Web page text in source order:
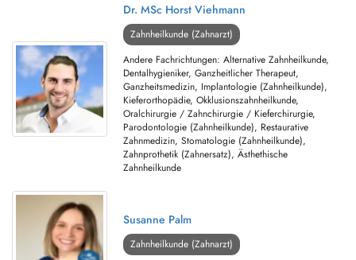
Dr. MSc Horst Viehmann
Zahnheilkunde (Zahnarzt)
Andere Fachrichtungen: Alternative Zahnheilkunde,
Dentalhygieniker, Ganzheitlicher Therapeut,
Ganzheitsmedizin, Implantologie (Zahnheilkunde),
Kieferorthopädie, Okklusionszahnheilkunde,
Oralchirurgie / Zahnchirurgie / Kieferchirurgie,
Parodontologie (Zahnheilkunde), Restaurative
Zahnmedizin, Stomatologie (Zahnheilkunde),
Zahnprothetik (Zahnersatz), Ästhethische
Zahnheilkunde
Susanne Palm
Zahnheilkunde (Zahnarzt)